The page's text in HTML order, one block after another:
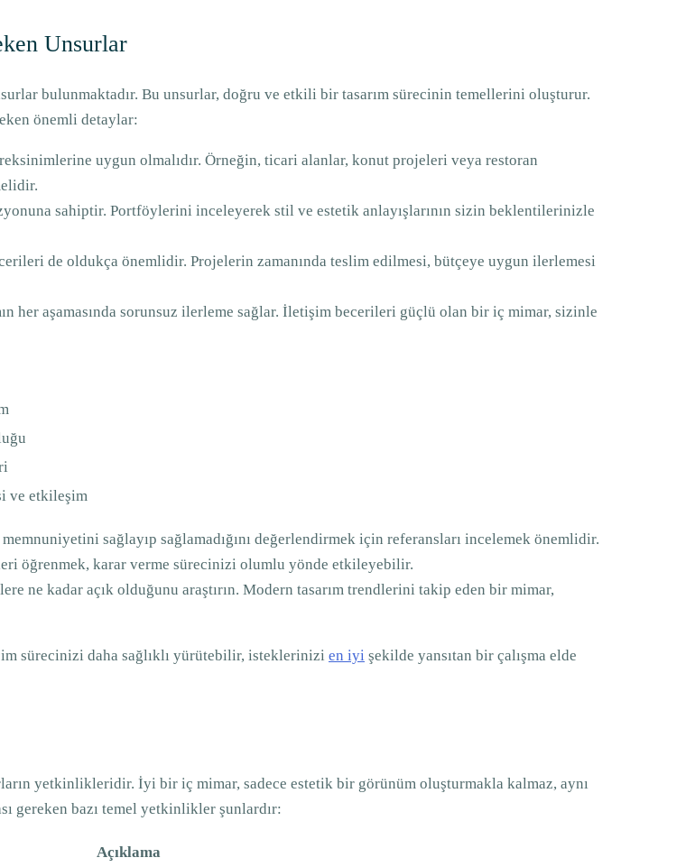
Unsurlar
bulunmaktadır. Bu unsurlar, doğru ve etkili bir tasarım sürecinin temellerini oluşturur.
önemli detaylar:
uygun olmalıdır. Örneğin, ticari alanlar, konut projeleri veya restoran
sahiptir. Portföylerini inceleyerek stil ve estetik anlayışlarının sizin beklentilerinizle
de oldukça önemlidir. Projelerin zamanında teslim edilmesi, bütçeye uygun ilerlemesi
her aşamasında sorunsuz ilerleme sağlar. İletişim becerileri güçlü olan bir iç mimar, sizinle
ve etkileşim
sağlayıp sağlamadığını değerlendirmek için referansları incelemek önemlidir.
öğrenmek, karar verme sürecinizi olumlu yönde etkileyebilir.
ne kadar açık olduğunu araştırın. Modern tasarım trendlerini takip eden bir mimar,
sürecinizi daha sağlıklı yürütebilir, isteklerinizi en iyi şekilde yansıtan bir çalışma elde
yetkinlikleridir. İyi bir iç mimar, sadece estetik bir görünüm oluşturmakla kalmaz, aynı
gereken bazı temel yetkinlikler şunlardır:
Açıklama